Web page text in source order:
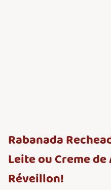
Rabanada
Leite ou Creme
Réveillon!